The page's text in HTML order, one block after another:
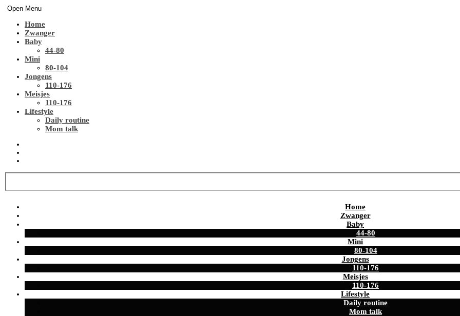
Open Menu
Home
Zwanger
Baby
44-80
Mini
80-104
Jongens
110-176
Meisjes
110-176
Lifestyle
Daily routine
Mom talk
Home
Zwanger
Baby
44-80
Mini
80-104
Jongens
110-176
Meisjes
110-176
Lifestyle
Daily routine
Mom talk